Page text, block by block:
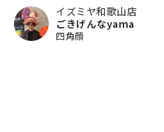
イズミヤ和歌山店
ごきげんなyama
四角顔